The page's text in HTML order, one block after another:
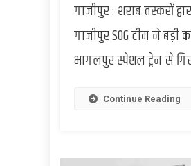
गाजीपुर : शराब तस्करों
गाजीपुर SOG टीम ने बड़ी
भागलपुर स्पेशल ट्रेन से
Continue Reading